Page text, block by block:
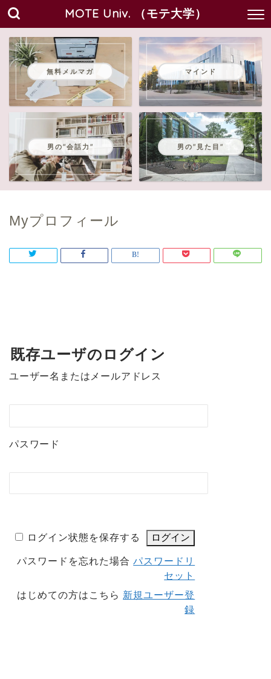
MOTE Univ. （モテ大学）
無料メルマガ マインド
男の"会話力" 男の"見た目"
Myプロフィール
既存ユーザのログイン
ユーザー名またはメールアドレス
パスワード
ログイン状態を保存する
パスワードを忘れた場合パスワードリ
セット
はじめての方はこちら 新規ユーザー登
録